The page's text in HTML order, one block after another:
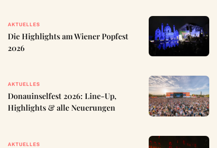
AKTUELLES
Die Highlights am Wiener Popfest
2026
AKTUELLES
Donauinselfest 2026: Line-Up,
Highlights & alle Neuerungen
AKTUELLES